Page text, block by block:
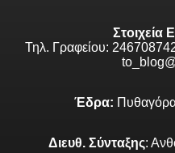
Στοιχεία
Τηλ. Γραφείου:
Έδρα:
Διευθ. Σύνταξης: